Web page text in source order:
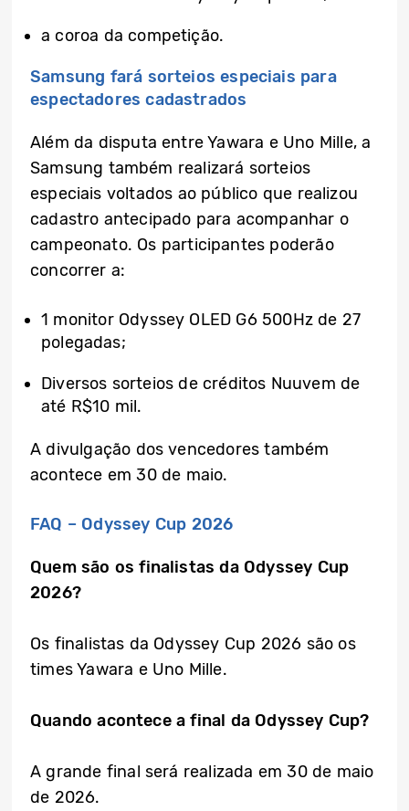
a coroa da competição.
Samsung fará sorteios especiais para
espectadores cadastrados
Além da disputa entre Yawara e Uno Mille, a
Samsung também realizará sorteios
especiais voltados ao público que realizou
cadastro antecipado para acompanhar o
campeonato. Os participantes poderão
concorrer a:
1 monitor Odyssey OLED G6 500Hz de 27
polegadas;
Diversos sorteios de créditos Nuuvem de
até R$10 mil.
A divulgação dos vencedores também
acontece em 30 de maio.
FAQ – Odyssey Cup 2026
Quem são os finalistas da Odyssey Cup
2026?
Os finalistas da Odyssey Cup 2026 são os
times Yawara e Uno Mille.
Quando acontece a final da Odyssey Cup?
A grande final será realizada em 30 de maio
de 2026.